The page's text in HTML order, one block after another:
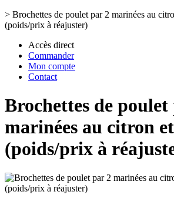
> Brochettes de poulet par 2 marinées au
(poids/prix à réajuster)
Accès direct
Commander
Mon compte
Contact
Brochettes de poulet
marinées au citron
(poids/prix à